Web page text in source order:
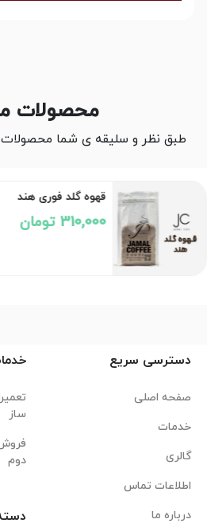
محصولات
طبق نظر و سلیقه ی شما محصولات
قهوه گلد فوری هند
310,000 تومان
دسترسی سریع
صفحه اصلی
خدمات
گالری
اطلاعات تماس
درباره ما
ساز
دوم